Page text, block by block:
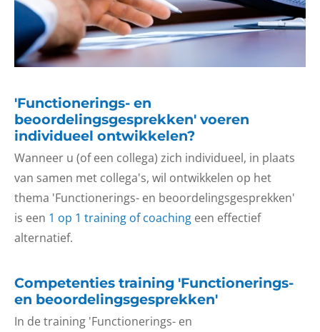
'Functionerings- en
beoordelingsgesprekken' voeren
individueel ontwikkelen?
Wanneer u (of een collega) zich individueel, in plaats
van samen met collega's, wil ontwikkelen op het
thema 'Functionerings- en beoordelingsgesprekken'
is een 1 op 1 training of coaching een effectief
alternatief.
Competenties training 'Functionerings-
en beoordelingsgesprekken'
In de training 'Functionerings- en